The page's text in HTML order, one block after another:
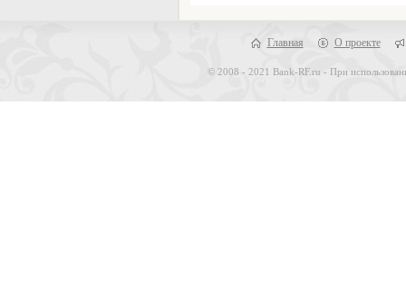
Главная О проекте
© 2008 - 2021 Bank-RF.ru - При